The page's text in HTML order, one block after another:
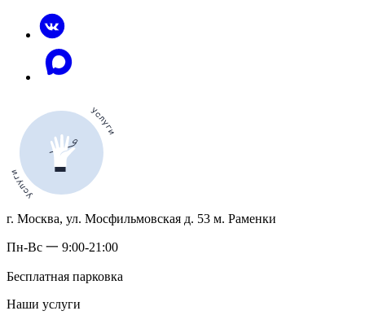
г. Москва, ул. Мосфильмовская д. 53 м. Раменки
Пн-Вс 一 9:00-21:00
Бесплатная парковка
Наши услуги